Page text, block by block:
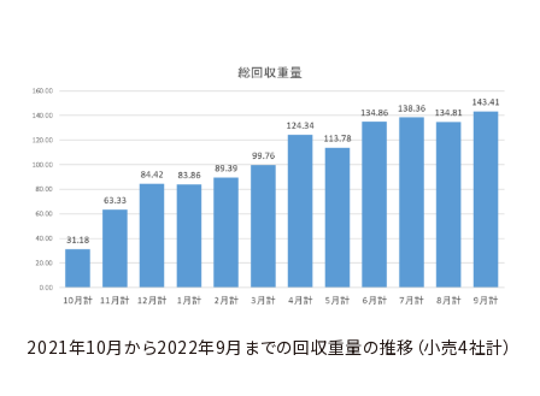
2021年10月から2022年9月までの回収重量の推移（小売4社計）